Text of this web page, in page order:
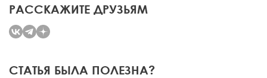
РАССКАЖИТЕ ДРУЗЬЯМ
СТАТЬЯ БЫЛА ПОЛЕЗНА?